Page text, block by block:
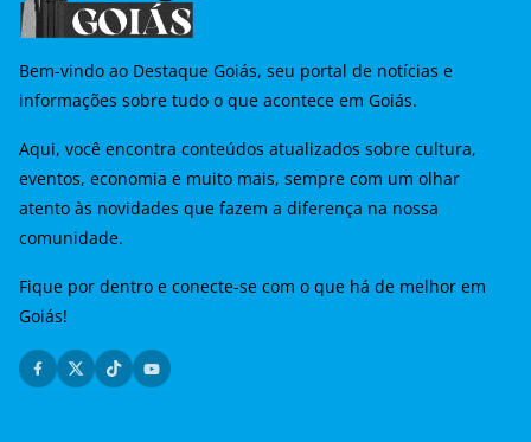
Bem-vindo ao Destaque Goiás, seu portal de notícias e
informações sobre tudo o que acontece em Goiás.
Aqui, você encontra conteúdos atualizados sobre cultura,
eventos, economia e muito mais, sempre com um olhar
atento às novidades que fazem a diferença na nossa
comunidade.
Fique por dentro e conecte-se com o que há de melhor em
Goiás!